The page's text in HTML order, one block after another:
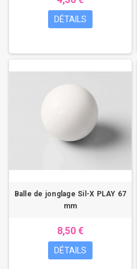
Livraison rapide depuis l'Ardèche.
balle adaptée à votre pratique (poids,
DÉTAILS
Balle de jonglage Sil-X PLAY 67
mm
8,50 €
DÉTAILS